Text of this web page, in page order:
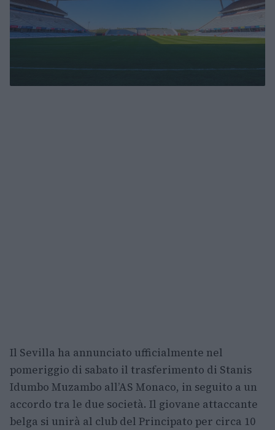
Il Sevilla ha annunciato ufficialmente nel
pomeriggio di sabato il trasferimento di Stanis
Idumbo Muzambo all’AS Monaco, in seguito a un
accordo tra le due società. Il giovane attaccante
belga si unirà al club del Principato per circa 10